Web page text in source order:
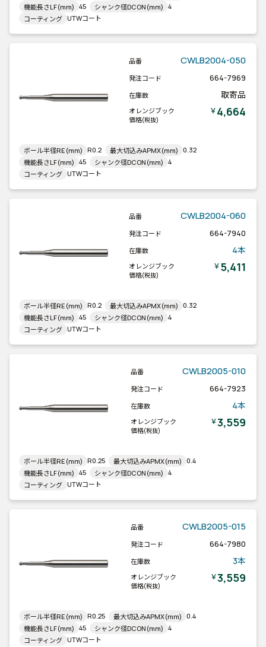
機能長さLF(mm) 45 シャンク径DCON(mm) 4
コーティング UTWコート
品番 CWLB2004-050
発注コード 664-7969
在庫数 取寄品
オレンジブック
価格(税抜)
￥4,664
ボール半径RE(mm) R0.2 最大切込みAPMX(mm) 0.32
機能長さLF(mm) 45 シャンク径DCON(mm) 4
コーティング UTWコート
品番 CWLB2004-060
発注コード 664-7940
在庫数 4本
オレンジブック
価格(税抜)
￥5,411
ボール半径RE(mm) R0.2 最大切込みAPMX(mm) 0.32
機能長さLF(mm) 45 シャンク径DCON(mm) 4
コーティング UTWコート
品番 CWLB2005-010
発注コード 664-7923
在庫数 4本
オレンジブック
価格(税抜)
￥3,559
ボール半径RE(mm) R0.25 最大切込みAPMX(mm) 0.4
機能長さLF(mm) 45 シャンク径DCON(mm) 4
コーティング UTWコート
品番 CWLB2005-015
発注コード 664-7980
在庫数 3本
オレンジブック
価格(税抜)
￥3,559
ボール半径RE(mm) R0.25 最大切込みAPMX(mm) 0.4
機能長さLF(mm) 45 シャンク径DCON(mm) 4
コーティング UTWコート